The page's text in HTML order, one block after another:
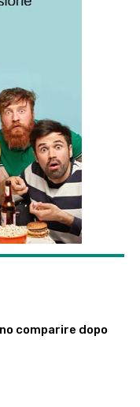
comparire dopo